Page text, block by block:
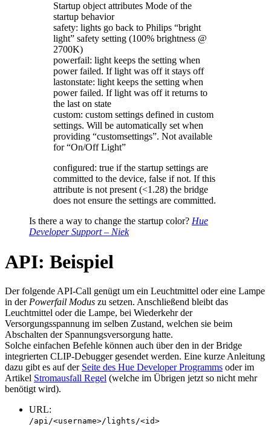
Startup object attributes Mode of the
startup behavior
safety: lights go back to Philips “bright
light” safety setting (100% brightness @
2700K)
powerfail: light keeps the setting when
power failed. If light was off it stays off
lastonstate: light keeps the setting when
power failed. If light was off it returns to
the last on state
custom: custom settings defined in custom
settings. Will be automatically set when
providing “customsettings”. Not available
for “On/Off Light”
configured: true if the startup settings are
committed to the device, false if not. If this
attribute is not present (<1.28) the bridge
does not ensure the settings are committed.
Is there a way to change the startup color? Hue
Developer Support – Niek
API: Beispiel
Der folgende API-Call genügt um ein Leuchtmittel oder eine Lampe
in der Powerfail Modus zu setzen. Anschließend bleibt das
Leuchtmittel oder die Lampe, bei Wiederkehr der
Versorgungsspannung im selben Zustand, welchen sie beim
Abschalten der Spannungsversorgung hatte.
Solche einfachen Befehle können auch über den in der Bridge
integrierten CLIP-Debugger gesendet werden. Eine kurze Anleitung
dazu gibt es auf der Seite des Hue Developer Programms oder im
Artikel Stromausfall Regel (welche im Übrigen jetzt so nicht mehr
benötigt wird).
URL:
/api/<username>/lights/<id>